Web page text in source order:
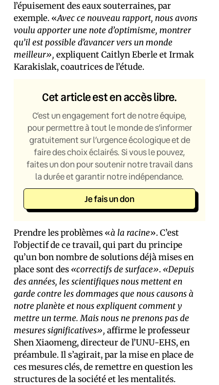
l’épuisement des eaux souterraines, par
exemple. «Avec ce nouveau rapport, nous avons
voulu apporter une note d’optimisme, montrer
qu’il est possible d’avancer vers un monde
meilleur», expliquent Caitlyn Eberle et Irmak
Karakislak, coautrices de l’étude.
Cet article est en accès libre.
C’est un engagement fort de notre équipe,
pour permettre à tout le monde de s’informer
gratuitement sur l’urgence écologique et de
faire des choix éclairés. Si vous le pouvez,
faites un don pour soutenir notre travail dans
la durée et garantir notre indépendance.
Je fais un don
Prendre les problèmes «à la racine». C’est
l’objectif de ce travail, qui part du principe
qu’un bon nombre de solutions déjà mises en
place sont des «correctifs de surface». «Depuis
des années, les scientifiques nous mettent en
garde contre les dommages que nous causons à
notre planète et nous expliquent comment y
mettre un terme. Mais nous ne prenons pas de
mesures significatives», affirme le professeur
Shen Xiaomeng, directeur de l’UNU-EHS, en
préambule. Il s’agirait, par la mise en place de
ces mesures clés, de remettre en question les
structures de la société et les mentalités.